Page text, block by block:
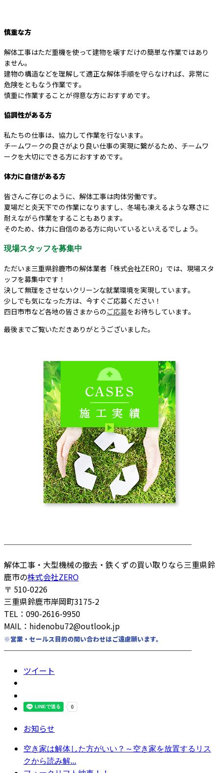
慎重な方
解体工事はただ重機を使って建物を壊すだけの簡単な作業ではあり
ません。
建物の構造などを理解して適正な解体手順を守らなければ、非常に
危険をともなう作業です。
慎重に作業することが得意な方におすすめです。
協調性がある方
私たちの仕事は、協力して作業を行ないます。
チームワークの良さがより良い仕事の実現に繋がるため、チームワ
ークを大切にできる方におすすめです。
体力に自信がある方
皆さんご存じのように、解体工事は肉体労働です。
夏場だと炎天下での作業になりますし、冬場も凍えるような寒さに
耐えながら作業をすることもあります。
そのため、体力に自信のある方に向いているといえるでしょう。
現場スタッフを募集中
ただいま三重県鈴鹿市の解体業者「株式会社ZERO」では、現場スタ
ッフを募集中です！
決して無理をさせないクリーンな就業環境を実現しています。
少しでも気になった方は、今すぐご応募ください！
四日市市など各地の皆さまからのご応募をお待ちしています。
最後までご覧いただきありがとうございました。
────────────────────────
解体工事・大型機械の撤去・鉄くずの買い取りなら三重県鈴
鹿市の株式会社ZERO
〒 510-0226
三重県鈴鹿市岸岡町3175-2
TEL：090-2616-9950
MAIL：hidenobu72@outlook.jp
※営業・セールス目的の問い合わせはご遠慮願います。
────────────────────────
ツイート
お知らせ
空き家は解体した方がいい？～空き家を放置するリス
クから読み解...